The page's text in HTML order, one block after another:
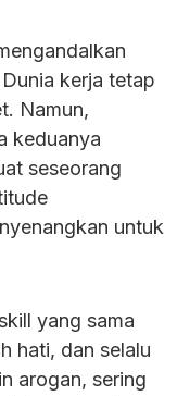
kerja tetap
Namun,
keduanya
seseorang
untuk
yang sama
hati, dan selalu
arogan, sering